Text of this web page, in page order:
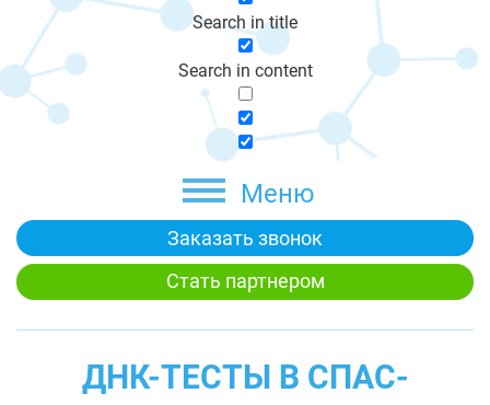
Search in title
Search in content
Меню
Заказать звонок
Стать партнером
ДНК-ТЕСТЫ В СПАС-